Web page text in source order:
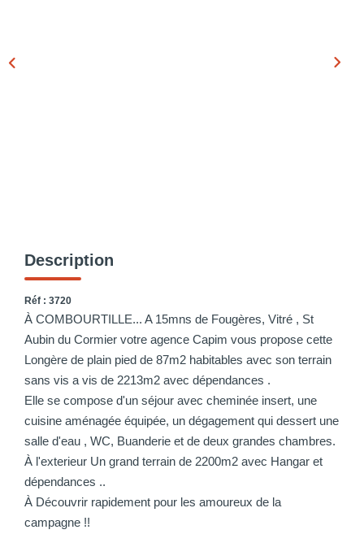
Description
Réf : 3720
À COMBOURTILLE... A 15mns de Fougères, Vitré , St
Aubin du Cormier votre agence Capim vous propose cette
Longère de plain pied de 87m2 habitables avec son terrain
sans vis a vis de 2213m2 avec dépendances .
Elle se compose d'un séjour avec cheminée insert, une
cuisine aménagée équipée, un dégagement qui dessert une
salle d'eau , WC, Buanderie et de deux grandes chambres.
À l'exterieur Un grand terrain de 2200m2 avec Hangar et
dépendances ..
À Découvrir rapidement pour les amoureux de la
campagne !!